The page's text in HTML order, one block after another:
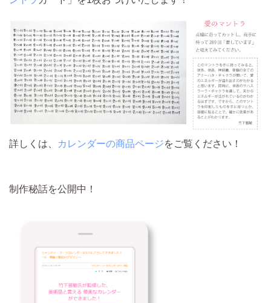
詳しくは、 カレンダーの商品ページをご覧ください！
制作秘話を公開中！